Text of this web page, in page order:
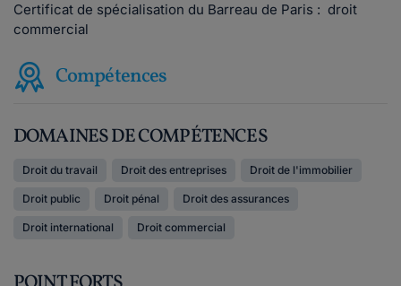
Certificat de spécialisation du Barreau de Paris : droit
commercial
Compétences
DOMAINES DE COMPÉTENCES
Droit du travail Droit des entreprises Droit de l'immobilier
Droit public Droit pénal Droit des assurances
Droit international Droit commercial